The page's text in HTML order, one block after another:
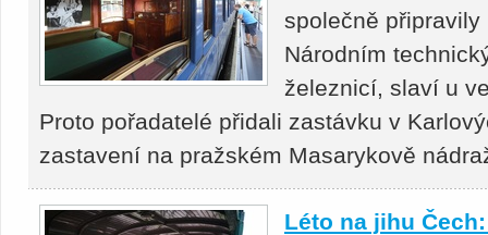
společně
Národním
železnicí, slaví u
Proto pořadatelé přidali zastávku v
zastavení na pražském Masarykově
Léto na jihu